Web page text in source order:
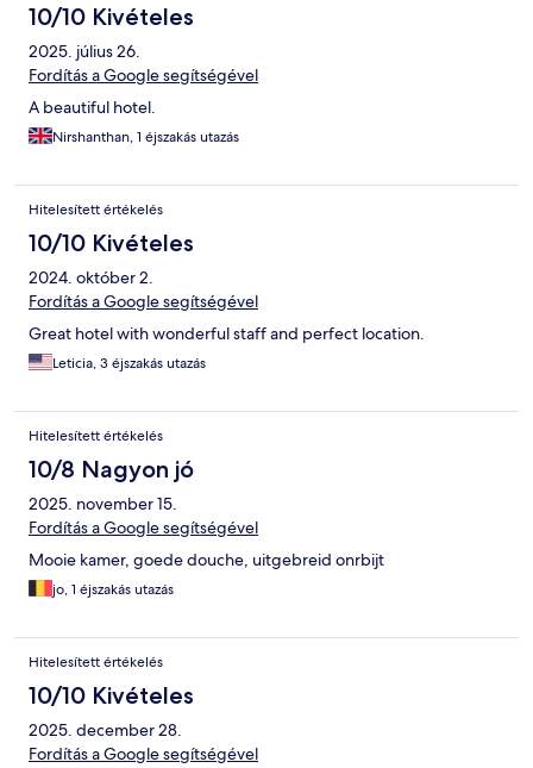
10/10 Kivételes
2025. július 26.
Fordítás a Google segítségével
A beautiful hotel.
Nirshanthan, 1 éjszakás utazás
Hitelesített értékelés
10/10 Kivételes
2024. október 2.
Fordítás a Google segítségével
Great hotel with wonderful staff and perfect location.
Leticia, 3 éjszakás utazás
Hitelesített értékelés
10/8 Nagyon jó
2025. november 15.
Fordítás a Google segítségével
Mooie kamer, goede douche, uitgebreid onrbijt
jo, 1 éjszakás utazás
Hitelesített értékelés
10/10 Kivételes
2025. december 28.
Fordítás a Google segítségével